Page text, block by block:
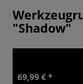
"Shadow"
69,99 € *